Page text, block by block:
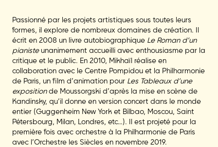
Passionné par les projets artistiques sous toutes leurs
formes, il explore de nombreux domaines de création. Il
écrit en 2008 un livre autobiographique Le Roman d’un
pianisteunanimement accueilli avec enthousiasme par la
critique et le public. En 2010, Mikhaïl réalise en
collaboration avec le Centre Pompidou et la Philharmonie
de Paris, un film d’animation pour Les Tableaux d’une
expositionde Moussorgski d’après la mise en scène de
Kandinsky, qu’il donne en version concert dans le monde
entier (Guggenheim New York et Bilbao, Moscou, Saint
Pétersbourg, Milan, Londres, etc…). Il est projeté pour la
première fois avec orchestre à la Philharmonie de Paris
avec l’Orchestre les Siècles en novembre 2019.